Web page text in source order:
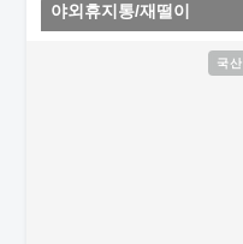
야외휴지통/재떨이
국산